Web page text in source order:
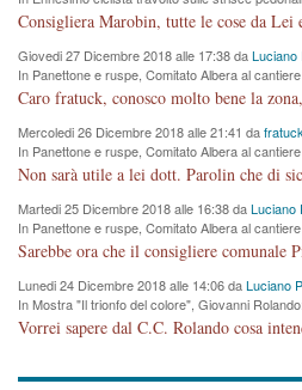
Comune si svegli"
Giovedi 27 Dicembre 2018 alle 17:38 daLuciano
In Panettone e ruspe, Comitato Albera al
cronoprogramma"
Mercoledi 26 Dicembre 2018 alle 21:41 dafratuck
In Panettone e ruspe, Comitato Albera al
cronoprogramma"
Martedi 25 Dicembre 2018 alle 16:38 daLuciano
In Panettone e ruspe, Comitato Albera al
cronoprogramma"
Lunedi 24 Dicembre 2018 alle 14:06 daLuciano
In Mostra "Il trionfo del colore", Giovanni